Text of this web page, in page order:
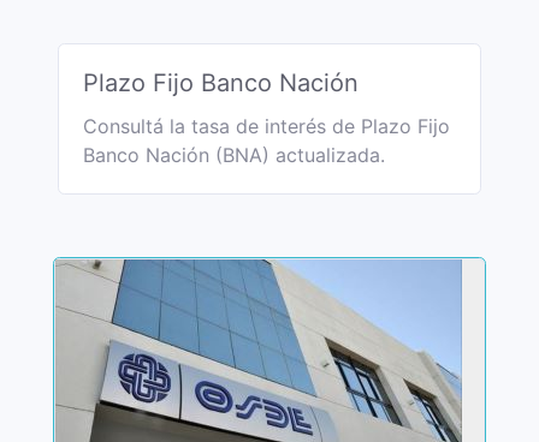
Plazo Fijo Banco Nación
Consultá la tasa de interés de Plazo Fijo
Banco Nación (BNA) actualizada.